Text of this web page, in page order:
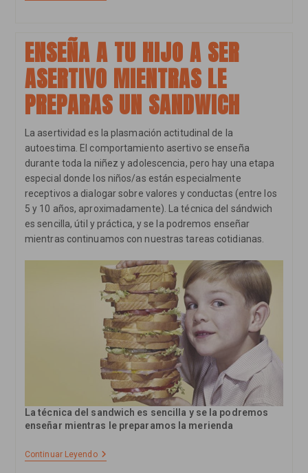
Pasos
Para
Gestionarlas
Adecuadamente
ENSEÑA A TU HIJO A SER
ASERTIVO MIENTRAS LE
PREPARAS UN SANDWICH
La asertividad es la plasmación actitudinal de la
autoestima. El comportamiento asertivo se enseña
durante toda la niñez y adolescencia, pero hay una etapa
especial donde los niños/as están especialmente
receptivos a dialogar sobre valores y conductas (entre los
5 y 10 años, aproximadamente). La técnica del sándwich
es sencilla, útil y práctica, y se la podremos enseñar
mientras continuamos con nuestras tareas cotidianas.
La técnica del sandwich es sencilla y se la podremos
enseñar mientras le preparamos la merienda
Continuar LeyendoEnseña